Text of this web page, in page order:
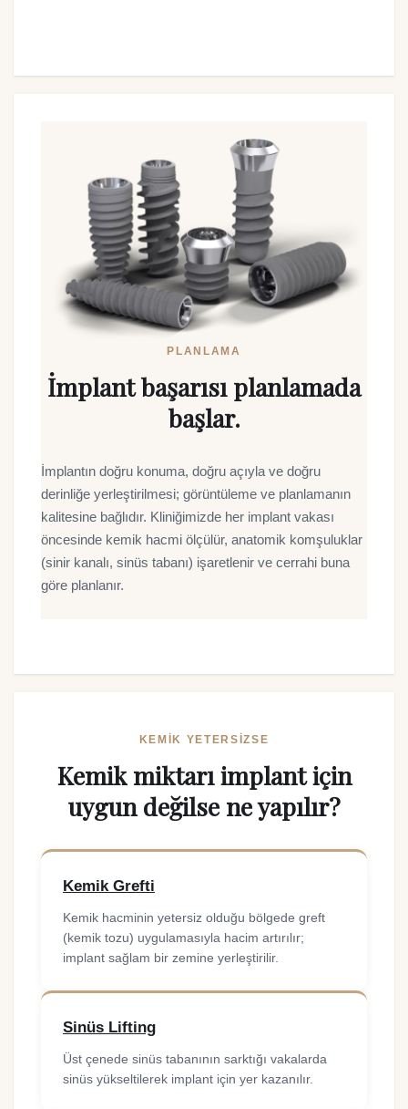
PLANLAMA
İmplant başarısı planlamada
başlar.
İmplantın doğru konuma, doğru açıyla ve doğru
derinliğe yerleştirilmesi; görüntüleme ve planlamanın
kalitesine bağlıdır. Kliniğimizde her implant vakası
öncesinde kemik hacmi ölçülür, anatomik komşuluklar
(sinir kanalı, sinüs tabanı) işaretlenir ve cerrahi buna
göre planlanır.
KEMIK YETERSIZSE
Kemik miktarı implant için
uygun değilse ne yapılır?
Kemik Grefti
Kemik hacminin yetersiz olduğu bölgede greft
(kemik tozu) uygulamasıyla hacim artırılır;
implant sağlam bir zemine yerleştirilir.
Sinüs Lifting
Üst çenede sinüs tabanının sarktığı vakalarda
sinüs yükseltilerek implant için yer kazanılır.